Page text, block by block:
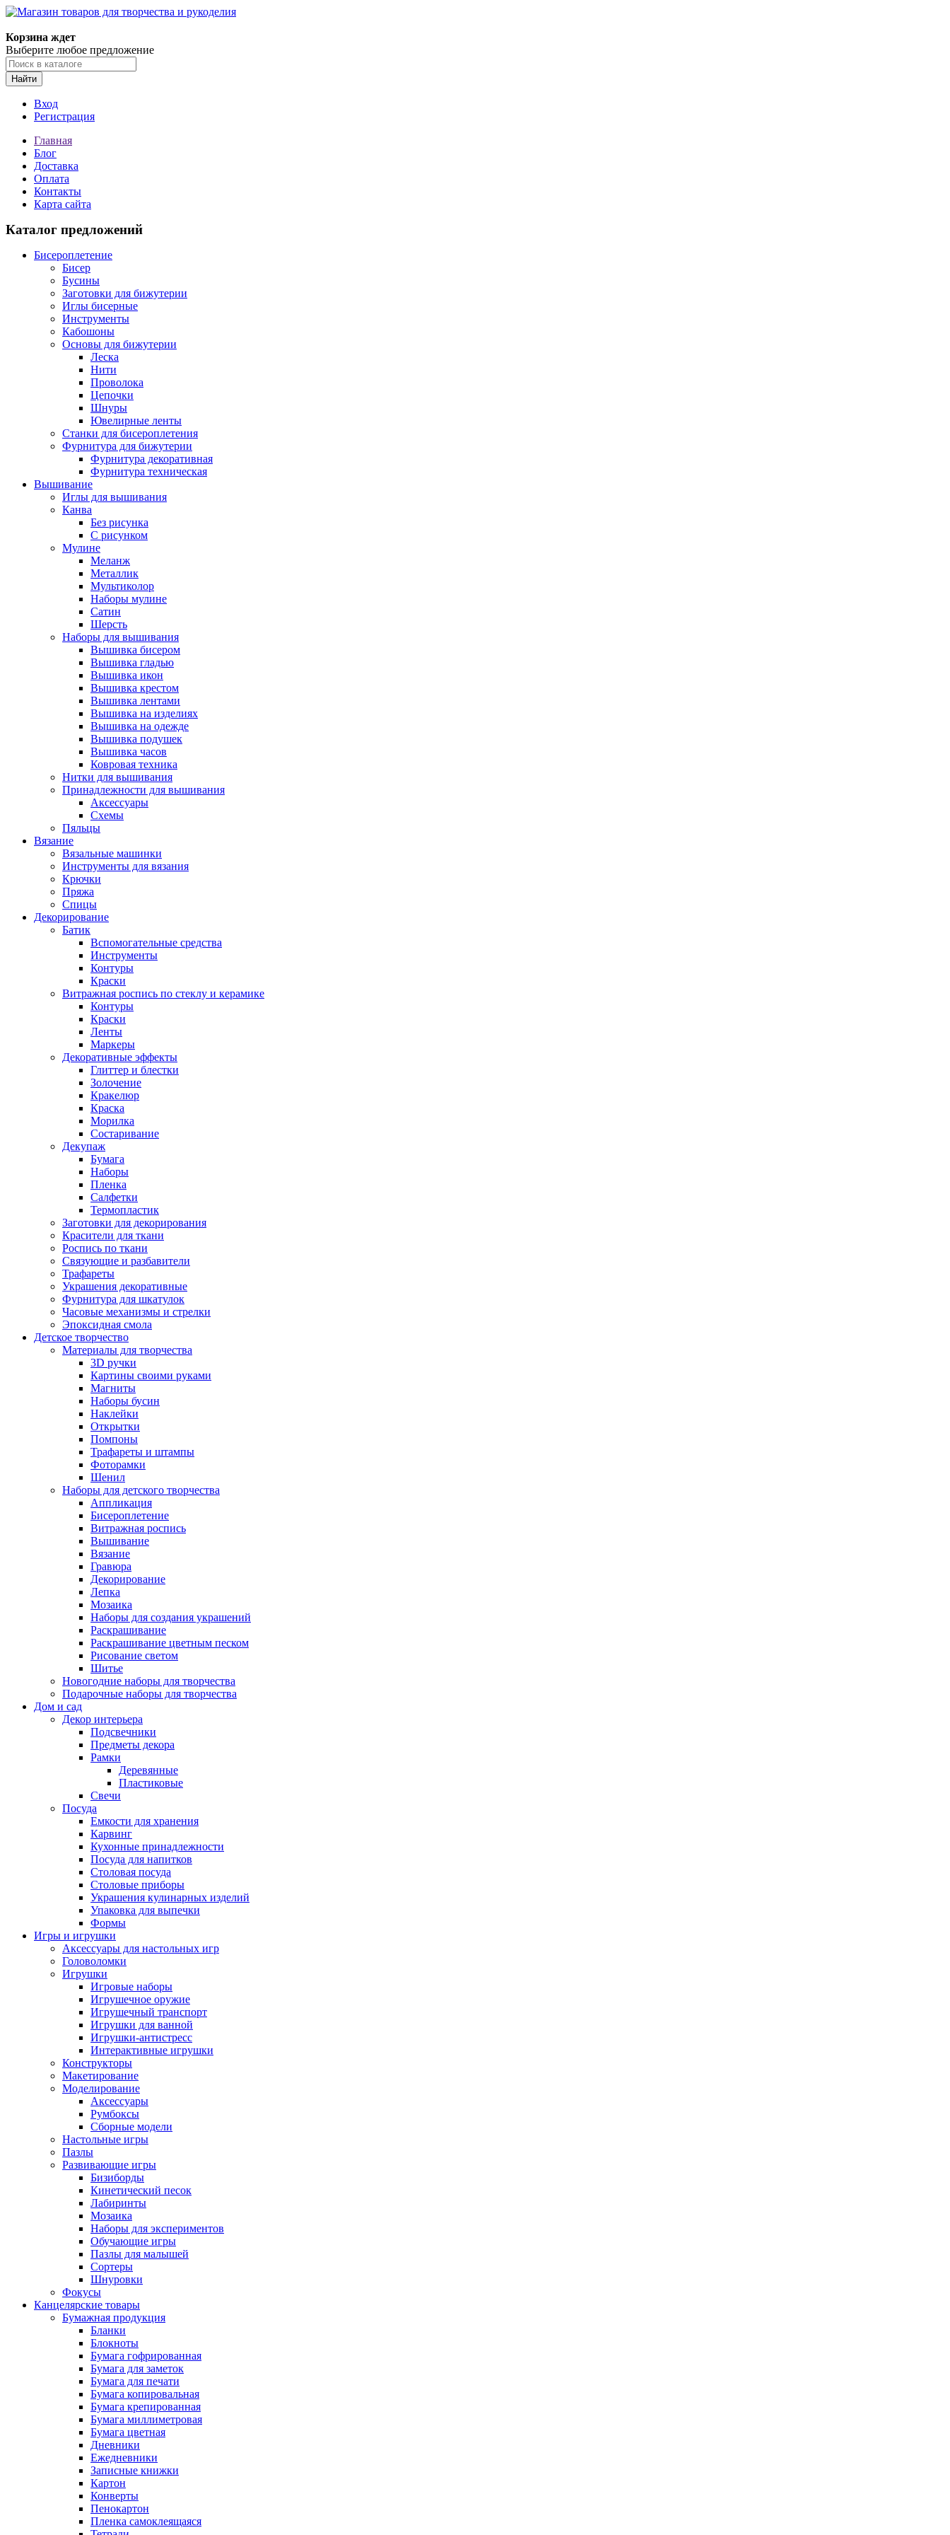
Корзина ждет
Выберите любое предложение
Найти
Вход
Регистрация
Главная
Блог
Доставка
Оплата
Контакты
Карта сайта
Каталог предложений
Бисероплетение
Бисер
Бусины
Заготовки для бижутерии
Иглы бисерные
Инструменты
Кабошоны
Основы для бижутерии
Леска
Нити
Проволока
Цепочки
Шнуры
Ювелирные ленты
Станки для бисероплетения
Фурнитура для бижутерии
Фурнитура декоративная
Фурнитура техническая
Вышивание
Иглы для вышивания
Канва
Без рисунка
С рисунком
Мулине
Меланж
Металлик
Мультиколор
Наборы мулине
Сатин
Шерсть
Наборы для вышивания
Вышивка бисером
Вышивка гладью
Вышивка икон
Вышивка крестом
Вышивка лентами
Вышивка на изделиях
Вышивка на одежде
Вышивка подушек
Вышивка часов
Ковровая техника
Нитки для вышивания
Принадлежности для вышивания
Аксессуары
Схемы
Пяльцы
Вязание
Вязальные машинки
Инструменты для вязания
Крючки
Пряжа
Спицы
Декорирование
Батик
Вспомогательные средства
Инструменты
Контуры
Краски
Витражная роспись по стеклу и керамике
Контуры
Краски
Ленты
Маркеры
Декоративные эффекты
Глиттер и блестки
Золочение
Кракелюр
Краска
Морилка
Состаривание
Декупаж
Бумага
Наборы
Пленка
Салфетки
Термопластик
Заготовки для декорирования
Красители для ткани
Роспись по ткани
Связующие и разбавители
Трафареты
Украшения декоративные
Фурнитура для шкатулок
Часовые механизмы и стрелки
Эпоксидная смола
Детское творчество
Материалы для творчества
3D ручки
Картины своими руками
Магниты
Наборы бусин
Наклейки
Открытки
Помпоны
Трафареты и штампы
Фоторамки
Шенил
Наборы для детского творчества
Аппликация
Бисероплетение
Витражная роспись
Вышивание
Вязание
Гравюра
Декорирование
Лепка
Мозаика
Наборы для создания украшений
Раскрашивание
Раскрашивание цветным песком
Рисование светом
Шитье
Новогодние наборы для творчества
Подарочные наборы для творчества
Дом и сад
Декор интерьера
Подсвечники
Предметы декора
Рамки
Деревянные
Пластиковые
Свечи
Посуда
Емкости для хранения
Карвинг
Кухонные принадлежности
Посуда для напитков
Столовая посуда
Столовые приборы
Украшения кулинарных изделий
Упаковка для выпечки
Формы
Игры и игрушки
Аксессуары для настольных игр
Головоломки
Игрушки
Игровые наборы
Игрушечное оружие
Игрушечный транспорт
Игрушки для ванной
Игрушки-антистресс
Интерактивные игрушки
Конструкторы
Макетирование
Моделирование
Аксессуары
Румбоксы
Сборные модели
Настольные игры
Пазлы
Развивающие игры
Бизиборды
Кинетический песок
Лабиринты
Мозаика
Наборы для экспериментов
Обучающие игры
Пазлы для малышей
Сортеры
Шнуровки
Фокусы
Канцелярские товары
Бумажная продукция
Бланки
Блокноты
Бумага гофрированная
Бумага для заметок
Бумага для печати
Бумага копировальная
Бумага крепированная
Бумага миллиметровая
Бумага цветная
Дневники
Ежедневники
Записные книжки
Картон
Конверты
Пенокартон
Пленка самоклеящаяся